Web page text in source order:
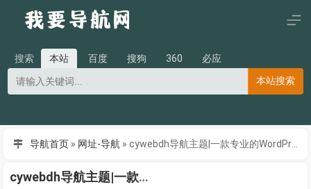
搜索 本站 百度 搜狗 360
必应
本站搜索
导航首页 » 网址-导航 »
cywebdh导航主题|一款专业的WordPress导航主题